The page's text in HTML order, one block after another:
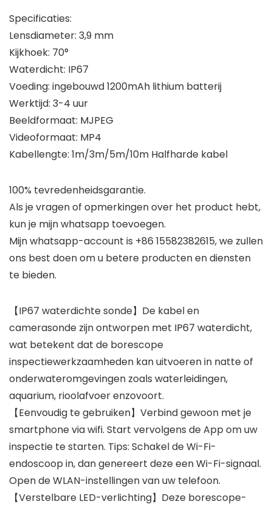
Specificaties:
Lensdiameter: 3,9 mm
Kijkhoek: 70°
Waterdicht: IP67
Voeding: ingebouwd 1200mAh lithium batterij
Werktijd: 3-4 uur
Beeldformaat: MJPEG
Videoformaat: MP4
Kabellengte: 1m/3m/5m/10m Halfharde kabel
100% tevredenheidsgarantie.
Als je vragen of opmerkingen over het product hebt,
kun je mijn whatsapp toevoegen.
Mijn whatsapp-account is +86 15582382615, we zullen
ons best doen om u betere producten en diensten
te bieden.
【IP67 waterdichte sonde】De kabel en
camerasonde zijn ontworpen met IP67 waterdicht,
wat betekent dat de borescope
inspectiewerkzaamheden kan uitvoeren in natte of
onderwateromgevingen zoals waterleidingen,
aquarium, rioolafvoer enzovoort.
【Eenvoudig te gebruiken】Verbind gewoon met je
smartphone via wifi. Start vervolgens de App om uw
inspectie te starten. Tips: Schakel de Wi-Fi-
endoscoop in, dan genereert deze een Wi-Fi-signaal.
Open de WLAN-instellingen van uw telefoon.
【Verstelbare LED-verlichting】Deze borescope-